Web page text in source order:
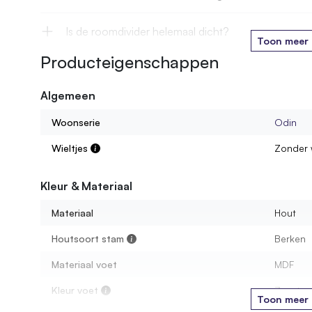
Is de roomdivider helemaal dicht?
Wat is de ruimte tussen twee stammen?
Kan ik een roomdivider bestellen op maat gemaakt?
In welke houtsoorten zijn de dividers beschikbaar?
Hoe hoog moet een roomdivider zijn?
Toon meer
Producteigenschappen
Algemeen
Woonserie Odin
Wieltjes Zonder
Kleur & Materiaal
Materiaal Hout
Houtsoort stam Berken
Materiaal voet MDF
Kleur voet Zwart
Toon meer